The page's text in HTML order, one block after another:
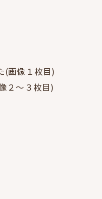
(画像１枚目)
２～３枚目)